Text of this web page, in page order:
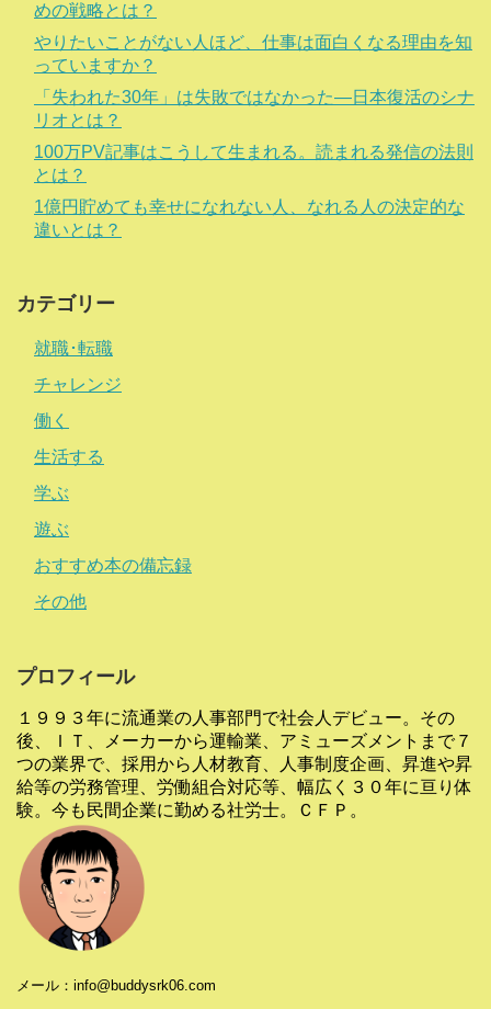
めの戦略とは？
やりたいことがない人ほど、仕事は面白くなる理由を知
っていますか？
「失われた30年」は失敗ではなかった―日本復活のシナ
リオとは？
100万PV記事はこうして生まれる。読まれる発信の法則
とは？
1億円貯めても幸せになれない人、なれる人の決定的な
違いとは？
カテゴリー
就職･転職
チャレンジ
働く
生活する
学ぶ
遊ぶ
おすすめ本の備忘録
その他
プロフィール
１９９３年に流通業の人事部門で社会人デビュー。その
後、ＩＴ、メーカーから運輸業、アミューズメントまで７
つの業界で、採用から人材教育、人事制度企画、昇進や昇
給等の労務管理、労働組合対応等、幅広く３０年に亘り体
験。今も民間企業に勤める社労士。ＣＦＰ。
メール：info@buddysrk06.com